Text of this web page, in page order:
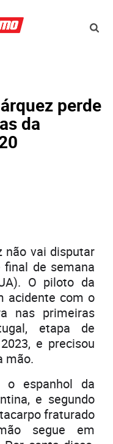
perde
da
não vai disputar
final de semana
O piloto da
acidente com o
nas primeiras
etapa de
e precisou
mão.
espanhol da
e segundo
fraturado
segue em